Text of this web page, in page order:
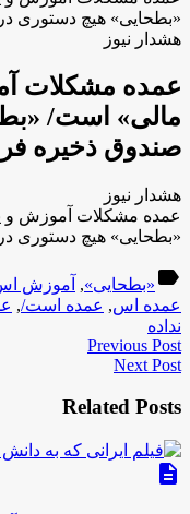
«بطحایی» هیچ دستوری
هشدار نیوز
عمده مشکلات
مالی» است/
صندوق ذخیره
هشدار نیوز
عمده مشکلات آموزش و
«بطحایی» هیچ دستوری
label «بطحایی», آموزش
عمده اس, عمده است/,
نداده
Previous Post
Next Post
Related Posts
description